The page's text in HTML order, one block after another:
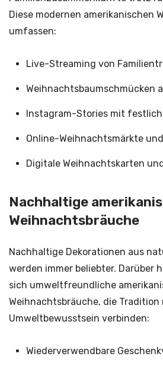
Diese modernen amerikanischen
umfassen:
Live-Streaming von
Weihnachtsbaumschmücken
Instagram-Stories mit
Online-Weihnachtsmärkte
Digitale Weihnachtskarten
Nachhaltige
Weihnachtsbräuche
Nachhaltige Dekorationen aus
werden immer beliebter. Darüber
sich umweltfreundliche
Weihnachtsbräuche, die Tradition
Umweltbewusstsein verbinden:
Wiederverwendbare